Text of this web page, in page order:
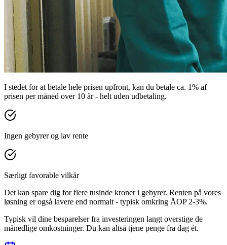
I stedet for at betale hele prisen upfront, kan du betale ca. 1% af
prisen per måned over 10 år - helt uden udbetaling.
Ingen gebyrer og lav rente
Særligt favorable vilkår
Det kan spare dig for flere tusinde kroner i gebyrer. Renten på vores
løsning er også lavere end normalt - typisk omkring ÅOP 2-3%.
Typisk vil dine besparelser fra investeringen langt overstige de
månedlige omkostninger. Du kan altså tjene penge fra dag ét.